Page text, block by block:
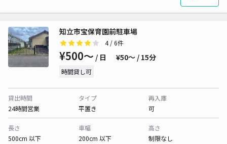
知立市宝保育園前駐車場
4/ 6件
¥500〜 / 日 ¥50〜 / 15分
時間貸し可
貸出時間
24時間営業
タイプ
平置き
再入庫
可
長さ
500cm 以下
車幅
200cm 以下
高さ
制限なし